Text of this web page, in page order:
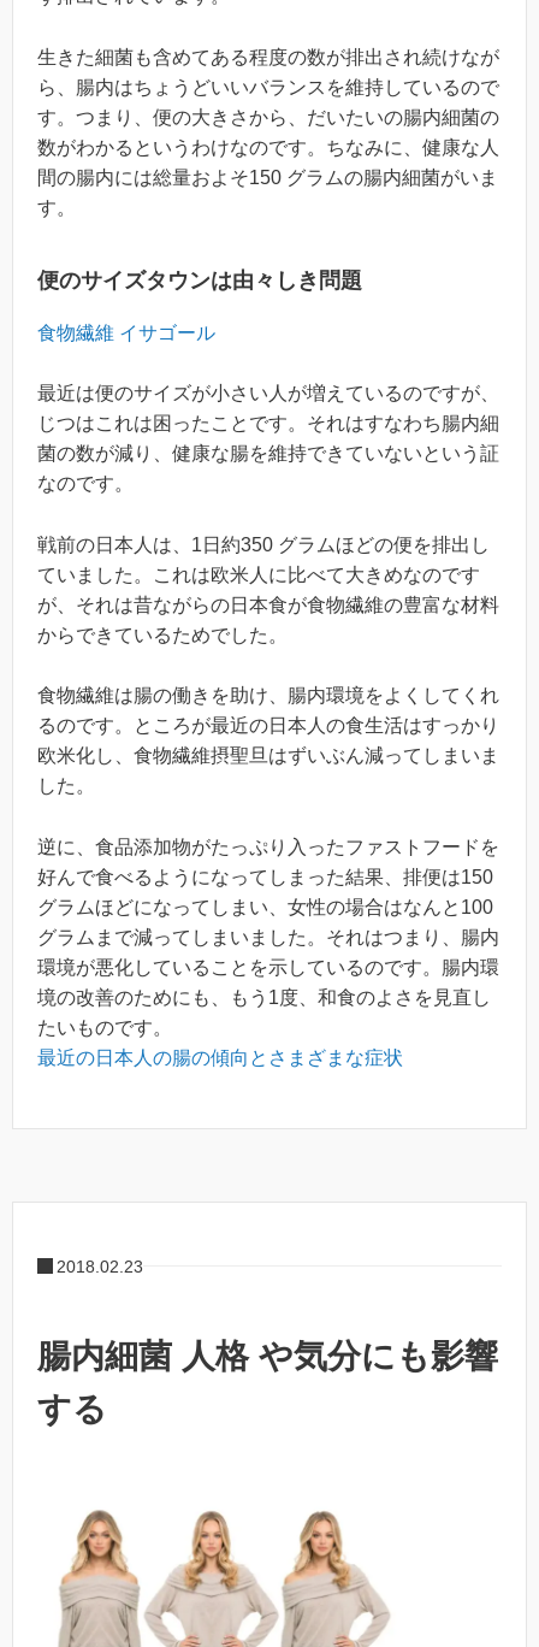
生きた細菌も含めてある程度の数が排出され続けなが
ら、腸内はちょうどいいバランスを維持しているので
す。つまり、便の大きさから、だいたいの腸内細菌の
数がわかるというわけなのです。ちなみに、健康な人
間の腸内には総量およそ150 グラムの腸内細菌がいま
す。
便のサイズタウンは由々しき問題
食物繊維 イサゴール
最近は便のサイズが小さい人が増えているのですが、
じつはこれは困ったことです。それはすなわち腸内細
菌の数が減り、健康な腸を維持できていないという証
なのです。
戦前の日本人は、1日約350 グラムほどの便を排出し
ていました。これは欧米人に比べて大きめなのです
が、それは昔ながらの日本食が食物繊維の豊富な材料
からできているためでした。
食物繊維は腸の働きを助け、腸内環境をよくしてくれ
るのです。ところが最近の日本人の食生活はすっかり
欧米化し、食物繊維摂聖旦はずいぶん減ってしまいま
した。
逆に、食品添加物がたっぷり入ったファストフードを
好んで食べるようになってしまった結果、排便は150
グラムほどになってしまい、女性の場合はなんと100
グラムまで減ってしまいました。それはつまり、腸内
環境が悪化していることを示しているのです。腸内環
境の改善のためにも、もう1度、和食のよさを見直し
たいものです。
最近の日本人の腸の傾向とさまざまな症状
2018.02.23
腸内細菌 人格 や気分にも影響
する